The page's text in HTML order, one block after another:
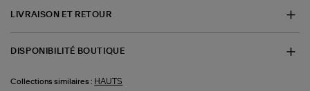
LIVRAISON ET RETOUR
DISPONIBILITÉ BOUTIQUE
Collections similaires : HAUTS